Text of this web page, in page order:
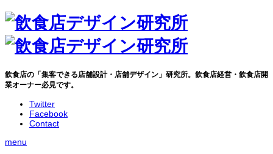
飲食店の「集客できる店舗設計・店舗デザイン」研究所。飲食店経営・飲食店開
業オーナー必見です。
Twitter
Facebook
Contact
menu